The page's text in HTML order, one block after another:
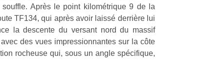
Après le point kilométrique 9 de la
TF134, qui après avoir laissé derrière lui
la descente du versant nord du massif
des vues impressionnantes sur la côte
rocheuse qui, sous un angle spécifique,